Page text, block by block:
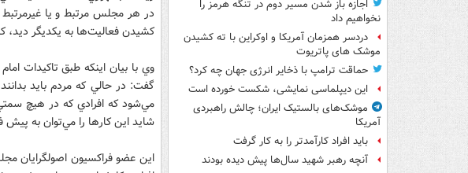
اجازه باز شدن مسیر دوم در تنگه هرمز را
نخواهیم داد
دردسر همزمان آمریکا و اوکراین با ته کشیدن
موشک های پاتریوت
حماقت ترامپ با ذخایر انرژی جهان چه کرد؟
این دیپلماسی نمایشی، شکست خورده است
موشک‌های بالستیک ایران؛ چالش راهبردی
آمریکا
باید افراد کارآمدتر را به کار گرفت
آنچه رهبر شهید سال‌ها پیش دیده بودند
در هر مجلس مرتبط و يا غيرمرتبط
كشيدن فعاليت‌ها به يكديگر ديد،
وي با بيان اينكه طبق تاكيدات
گفت: در حالي كه مردم بايد
مي‌شود كه افرادي كه در هيچ سمتي
شايد اين كارها را مي‌توان به پيش
اين عضو فراكسيون اصولگرايان